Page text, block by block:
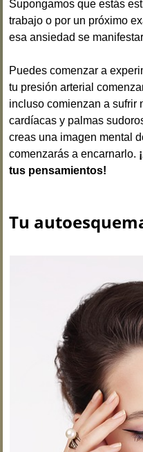
Supongamos que estás
trabajo o por un próximo
esa ansiedad se
Puedes comenzar a
tu presión arterial
incluso comienzan a sufrir
cardíacas y palmas
creas una imagen mental
comenzarás a encarnarlo.
tus pensamientos!
Tu